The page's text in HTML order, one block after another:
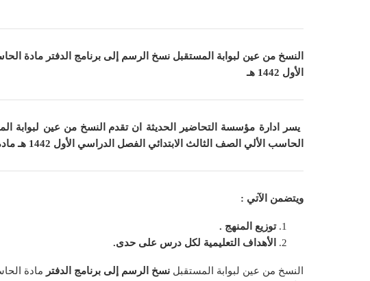
النسخ من عين لبوابة المستقبل نسخ الرسم إلى برنامج الدفتر مادة
الأول 1442 هـ
يسر ادارة مؤسسة التحاضير الحديثة ان تقدم النسخ من عين لبوابة
الحاسب الألي الصف الثالث الابتدائي الفصل الدراسي الأول 1442 هـ
ويتضمن الآتي :
توزيع المنهج .
الأهداف التعليمية لكل درس على حدى.
النسخ من عين لبوابة المستقبل نسخ الرسم إلى برنامج الدفتر مادة